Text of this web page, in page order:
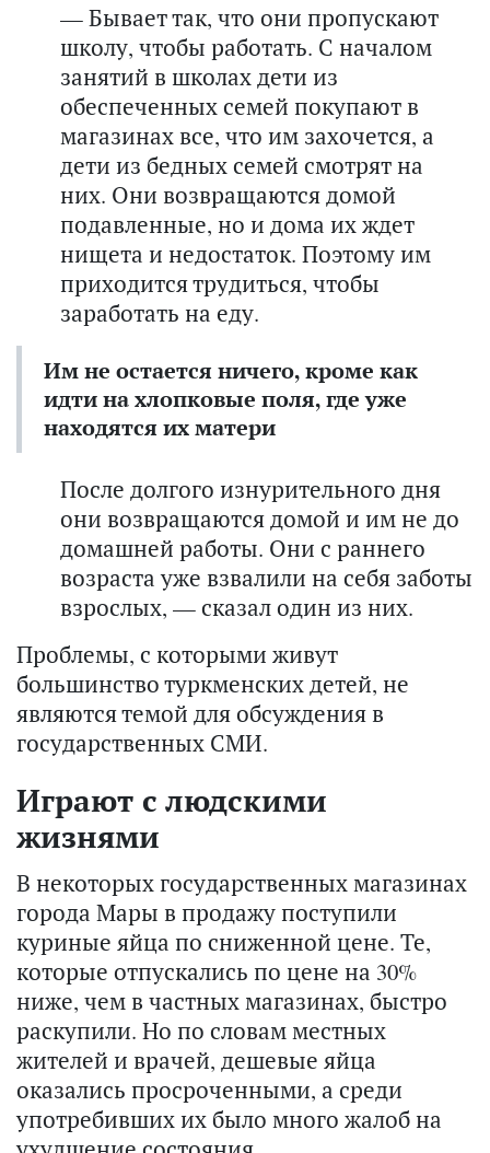
— Бывает так, что они пропускают
школу, чтобы работать. С началом
занятий в школах дети из
обеспеченных семей покупают в
магазинах все, что им захочется, а
дети из бедных семей смотрят на
них. Они возвращаются домой
подавленные, но и дома их ждет
нищета и недостаток. Поэтому им
приходится трудиться, чтобы
заработать на еду.
Им не остается ничего, кроме как
идти на хлопковые поля, где уже
находятся их матери
После долгого изнурительного дня
они возвращаются домой и им не до
домашней работы. Они с раннего
возраста уже взвалили на себя заботы
взрослых, — сказал один из них.
Проблемы, с которыми живут
большинство туркменских детей, не
являются темой для обсуждения в
государственных СМИ.
Играют с людскими
жизнями
В некоторых государственных магазинах
города Мары в продажу поступили
куриные яйца по сниженной цене. Те,
которые отпускались по цене на 30%
ниже, чем в частных магазинах, быстро
раскупили. Но по словам местных
жителей и врачей, дешевые яйца
оказались просроченными, а среди
употребивших их было много жалоб на